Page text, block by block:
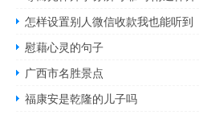
慰藉心灵的句子
广西市名胜景点
福康安是乾隆的儿子吗